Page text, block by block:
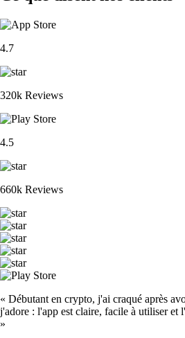
4.7
320k Reviews
4.5
660k Reviews
« Débutant en crypto, j'ai craqué après
j'adore : l'app est claire, facile à utiliser et
»